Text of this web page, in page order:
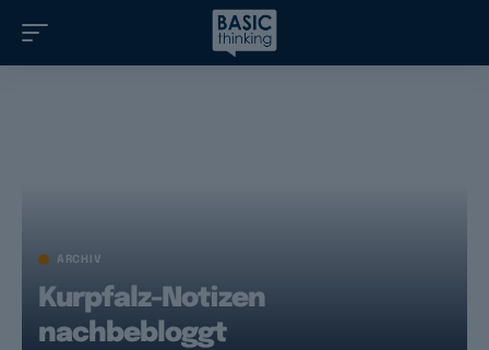
ARCHIV
Kurpfalz-Notizen
nachbebloggt